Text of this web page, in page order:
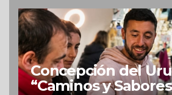
Concepción del
“Caminos y